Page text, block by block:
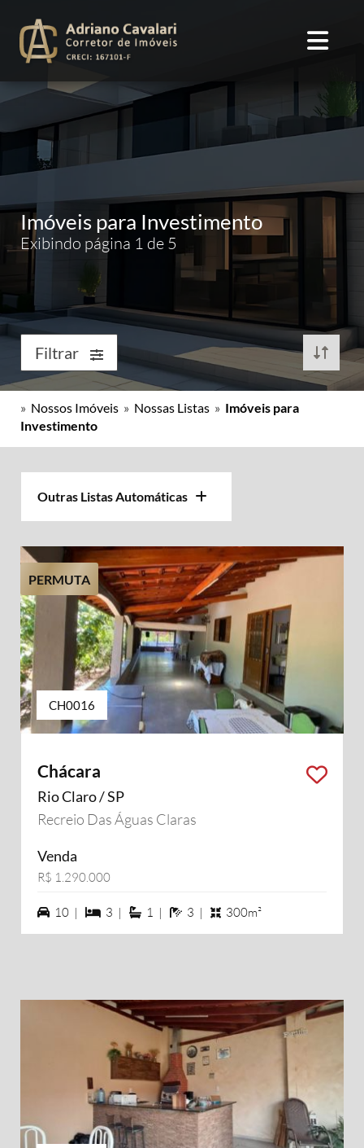
Imóveis para Investimento
Exibindo página 1 de 5
Filtrar
» Nossos Imóveis » Nossas Listas » Imóveis para
Investimento
Outras Listas Automáticas
PERMUTA
CH0016
Chácara
Rio Claro / SP
Recreio Das Águas Claras
Venda
R$ 1.290.000
10 vagas na garagem
10 | 3 dormiórios
3 | 1 suítes
1 | 3 banheiros
3 | 300m²